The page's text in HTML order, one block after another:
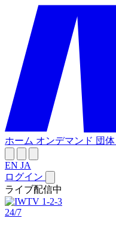
ホーム オンデマンド 団体
EN JA
ログイン
ライブ配信中
24/7